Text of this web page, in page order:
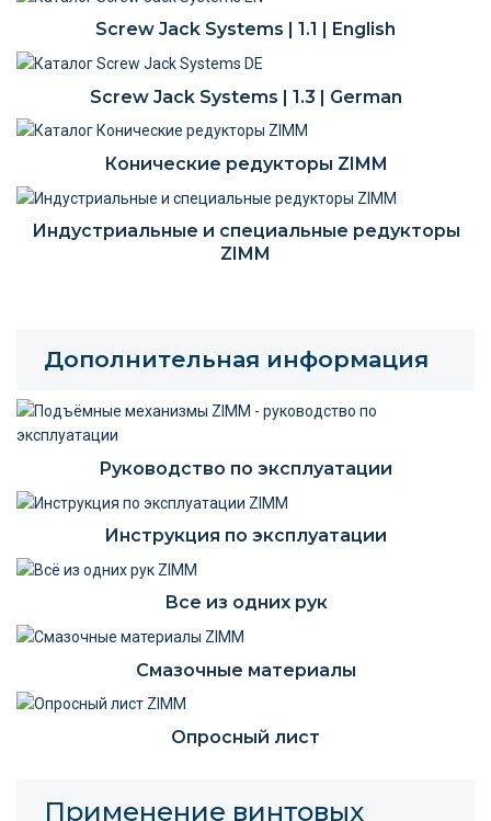
Screw Jack Systems | 1.1 | English
Screw Jack Systems | 1.3 | German
Конические редукторы ZIMM
Индустриальные и специальные редукторы
ZIMM
Дополнительная информация
Руководство по эксплуатации
Инструкция по эксплуатации
Все из одних рук
Смазочные материалы
Опросный лист
Применение винтовых